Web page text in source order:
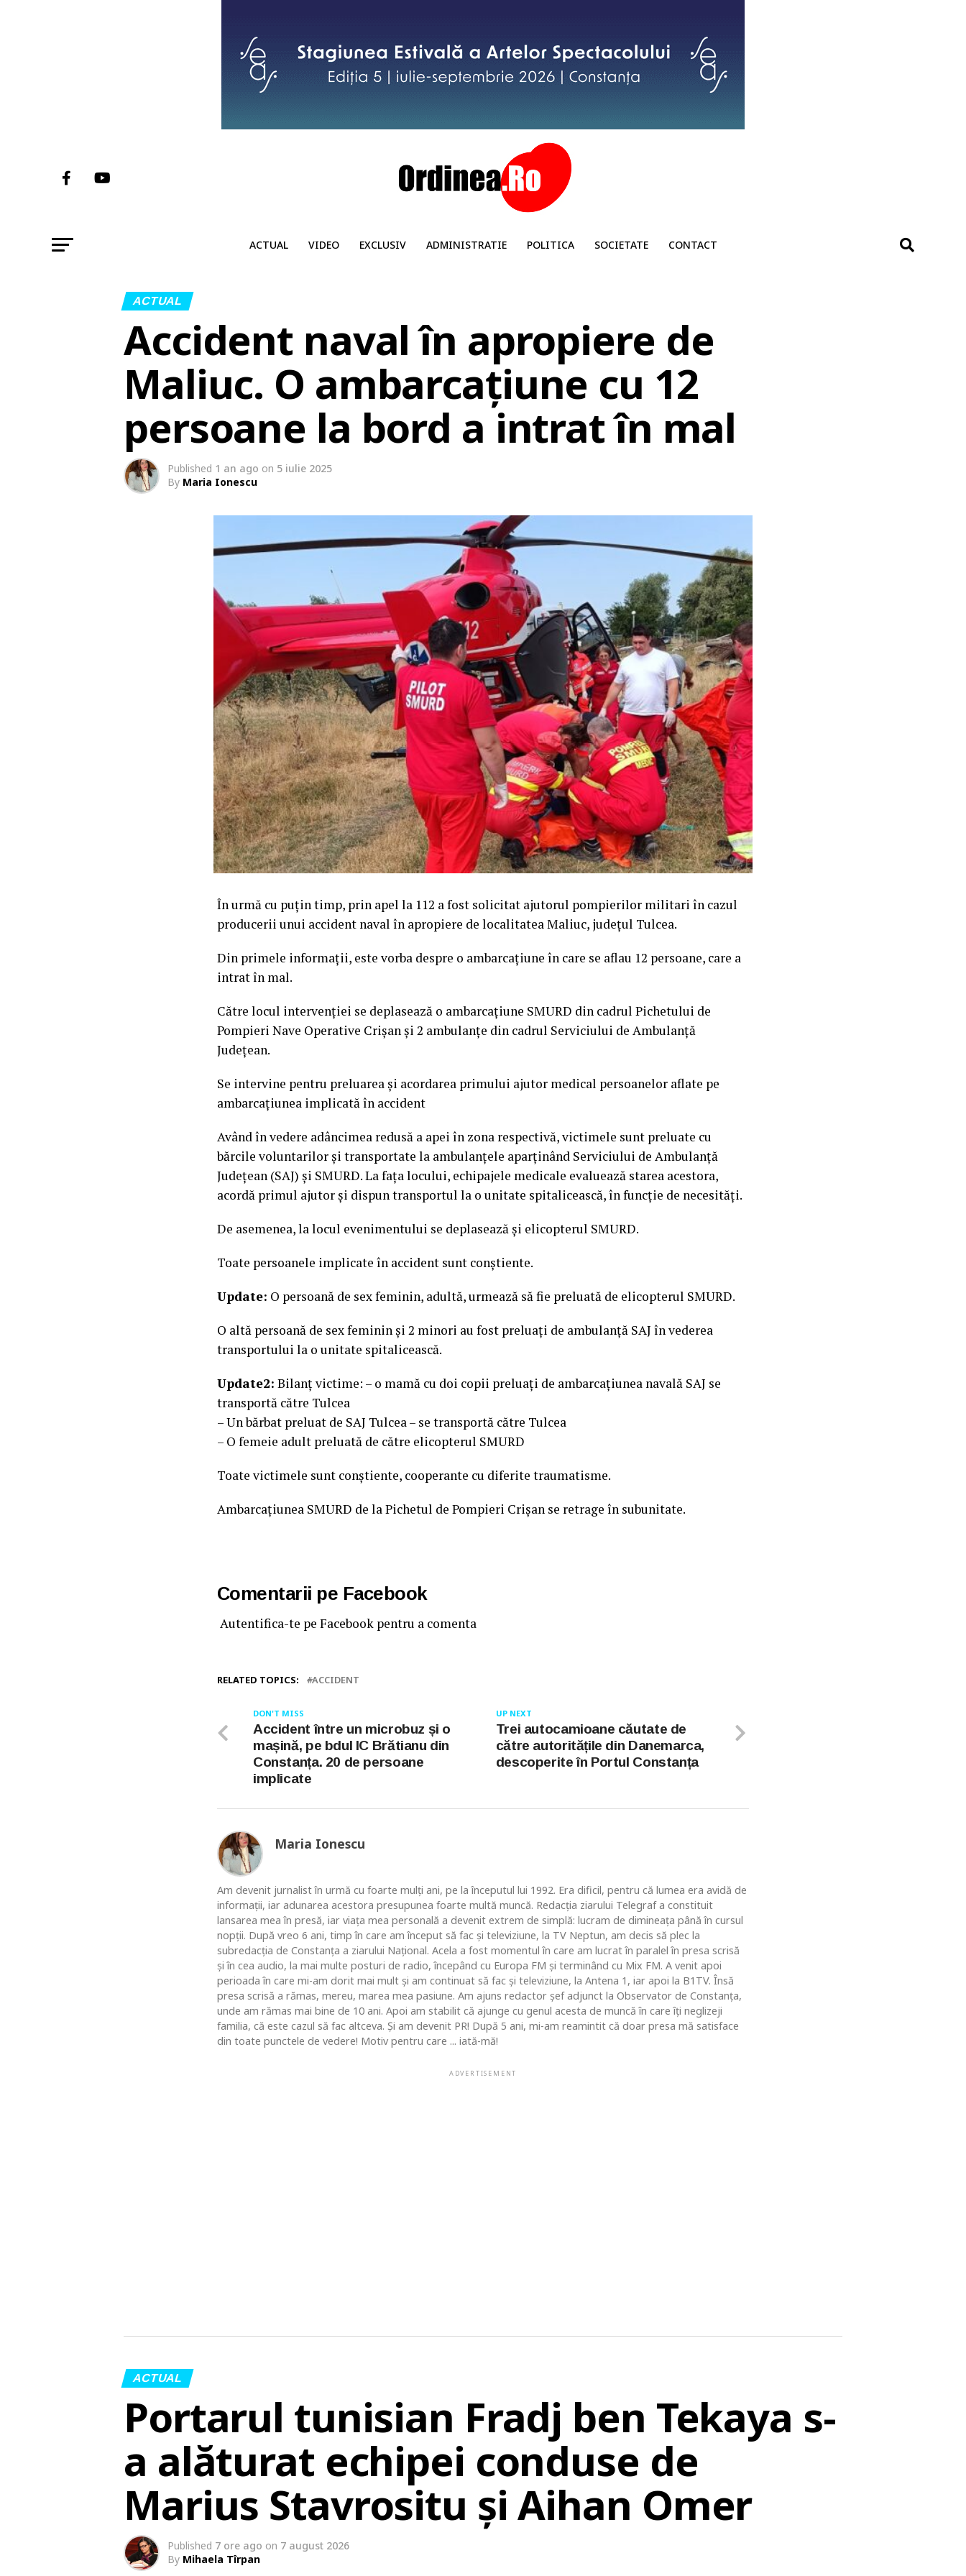
ACTUAL VIDEO EXCLUSIV ADMINISTRATIE POLITICA SOCIETATE CONTACT
ACTUAL
Accident naval în apropiere de
Maliuc. O ambarcațiune cu 12
persoane la bord a intrat în mal
Published 1 an ago on 5 iulie 2025
By Maria Ionescu
În urmă cu puțin timp, prin apel la 112 a fost solicitat ajutorul pompierilor militari în cazul
producerii unui accident naval în apropiere de localitatea Maliuc, județul Tulcea.
Din primele informații, este vorba despre o ambarcațiune în care se aflau 12 persoane, care a
intrat în mal.
Către locul intervenției se deplasează o ambarcațiune SMURD din cadrul Pichetului de
Pompieri Nave Operative Crișan și 2 ambulanțe din cadrul Serviciului de Ambulanță
Județean.
Se intervine pentru preluarea și acordarea primului ajutor medical persoanelor aflate pe
ambarcațiunea implicată în accident
Având în vedere adâncimea redusă a apei în zona respectivă, victimele sunt preluate cu
bărcile voluntarilor și transportate la ambulanțele aparținând Serviciului de Ambulanță
Județean (SAJ) și SMURD. La fața locului, echipajele medicale evaluează starea acestora,
acordă primul ajutor și dispun transportul la o unitate spitalicească, în funcție de necesități.
De asemenea, la locul evenimentului se deplasează și elicopterul SMURD.
Toate persoanele implicate în accident sunt conștiente.
Update: O persoană de sex feminin, adultă, urmează să fie preluată de elicopterul SMURD.
O altă persoană de sex feminin și 2 minori au fost preluați de ambulanță SAJ în vederea
transportului la o unitate spitalicească.
Update2: Bilanț victime: – o mamă cu doi copii preluați de ambarcațiunea navală SAJ se
transportă către Tulcea
– Un bărbat preluat de SAJ Tulcea – se transportă către Tulcea
– O femeie adult preluată de către elicopterul SMURD
Toate victimele sunt conștiente, cooperante cu diferite traumatisme.
Ambarcațiunea SMURD de la Pichetul de Pompieri Crișan se retrage în subunitate.
Comentarii pe Facebook
Autentifica-te pe Facebook pentru a comenta
RELATED TOPICS: ACCIDENT
UP NEXT
Trei autocamioane căutate de
către autoritățile din Danemarca,
descoperite în Portul Constanța
DON'T MISS
Accident între un microbuz și o
mașină, pe bdul IC Brătianu din
Constanța. 20 de persoane
implicate
Maria Ionescu
Am devenit jurnalist în urmă cu foarte mulţi ani, pe la începutul lui 1992. Era dificil, pentru că lumea era avidă de
informaţii, iar adunarea acestora presupunea foarte multă muncă. Redacţia ziarului Telegraf a constituit
lansarea mea în presă, iar viaţa mea personală a devenit extrem de simplă: lucram de dimineaţa până în cursul
nopţii. După vreo 6 ani, timp în care am început să fac şi televiziune, la TV Neptun, am decis să plec la
subredacţia de Constanţa a ziarului Naţional. Acela a fost momentul în care am lucrat în paralel în presa scrisă
şi în cea audio, la mai multe posturi de radio, începând cu Europa FM şi terminând cu Mix FM. A venit apoi
perioada în care mi-am dorit mai mult şi am continuat să fac şi televiziune, la Antena 1, iar apoi la B1TV. Însă
presa scrisă a rămas, mereu, marea mea pasiune. Am ajuns redactor şef adjunct la Observator de Constanţa,
unde am rămas mai bine de 10 ani. Apoi am stabilit că ajunge cu genul acesta de muncă în care îţi neglizeji
familia, că este cazul să fac altceva. Şi am devenit PR! După 5 ani, mi-am reamintit că doar presa mă satisface
din toate punctele de vedere! Motiv pentru care ... iată-mă!
ADVERTISEMENT
ACTUAL
Portarul tunisian Fradj ben Tekaya s-
a alăturat echipei conduse de
Marius Stavrositu și Aihan Omer
Published 7 ore ago on 7 august 2026
By Mihaela Tîrpan